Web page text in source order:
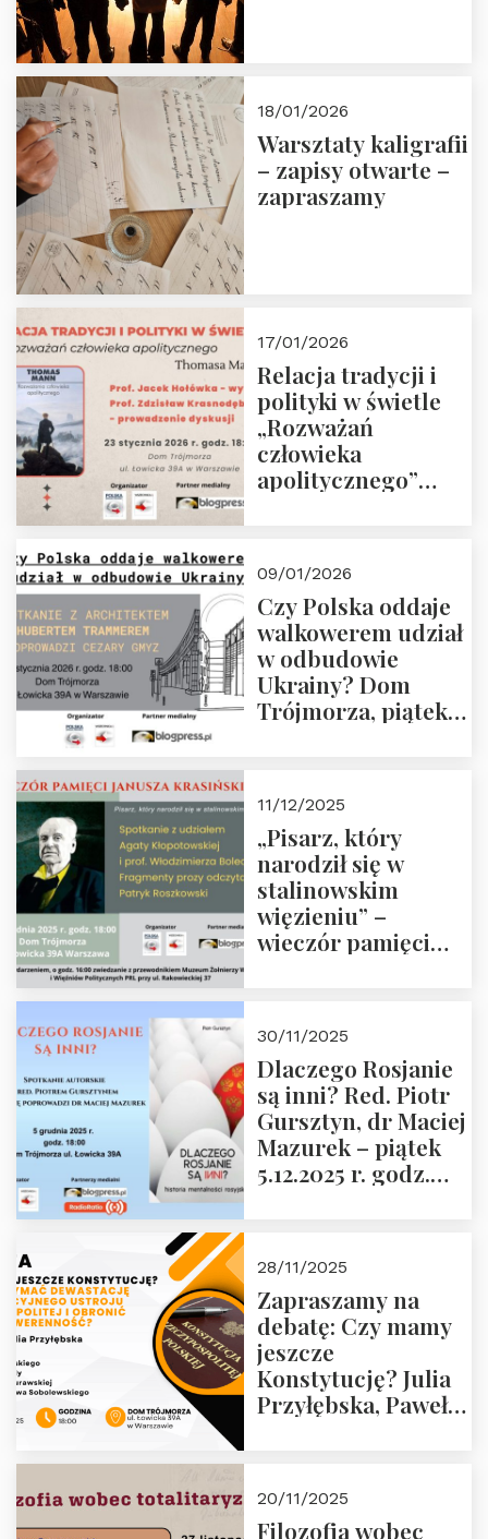
18/01/2026
Warsztaty kaligrafii
– zapisy otwarte –
zapraszamy
17/01/2026
Relacja tradycji i
polityki w świetle
„Rozważań
człowieka
apolitycznego”
godz. 18:00.
Zapraszamy!
09/01/2026
Czy Polska oddaje
walkowerem udział
w odbudowie
Ukrainy? Dom
Trójmorza, piątek
11/12/2025
„Pisarz, który
narodził się w
stalinowskim
więzieniu” –
wieczór pamięci
zwiedzanie
Muzeum Żołnierzy
Wyklętych i
Więźniów
Politycznych PRL o
godz. 16:00 – 19
30/11/2025
Dlaczego Rosjanie
są inni? Red. Piotr
Gursztyn, dr Maciej
Mazurek – piątek
5.12.2025 r. godz.
28/11/2025
Zapraszamy na
debatę: Czy mamy
jeszcze
Konstytucję? Julia
Przyłębska, Paweł
Przemysław
20/11/2025
Filozofia wobec